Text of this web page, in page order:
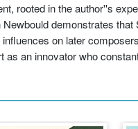
rooted in the author''s
demonstrates
on later
an innovator who